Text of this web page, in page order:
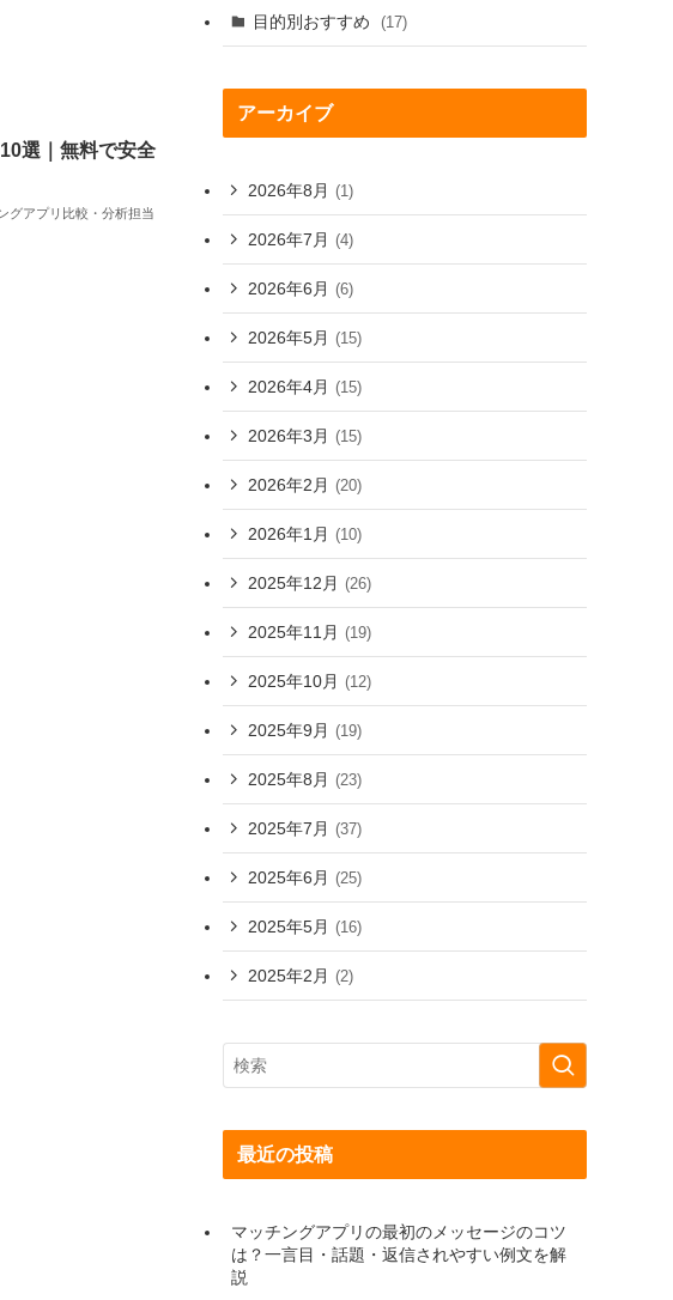
選｜無料で安全
グアプリ比較・分析担当
目的別おすすめ (17)
アーカイブ
2026年8月 (1)
2026年7月 (4)
2026年6月 (6)
2026年5月 (15)
2026年4月 (15)
2026年3月 (15)
2026年2月 (20)
2026年1月 (10)
2025年12月 (26)
2025年11月 (19)
2025年10月 (12)
2025年9月 (19)
2025年8月 (23)
2025年7月 (37)
2025年6月 (25)
2025年5月 (16)
2025年2月 (2)
最近の投稿
マッチングアプリの最初のメッセージのコツ
は？一言目・話題・返信されやすい例文を解
説